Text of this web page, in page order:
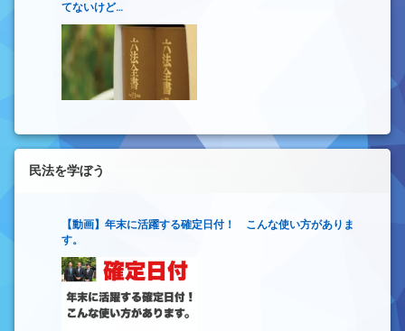
てないけど…
民法を学ぼう
【動画】年末に活躍する確定日付！ こんな使い方がありま
す。